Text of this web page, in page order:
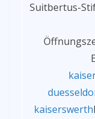
Suitbertus-
kaiserswerth